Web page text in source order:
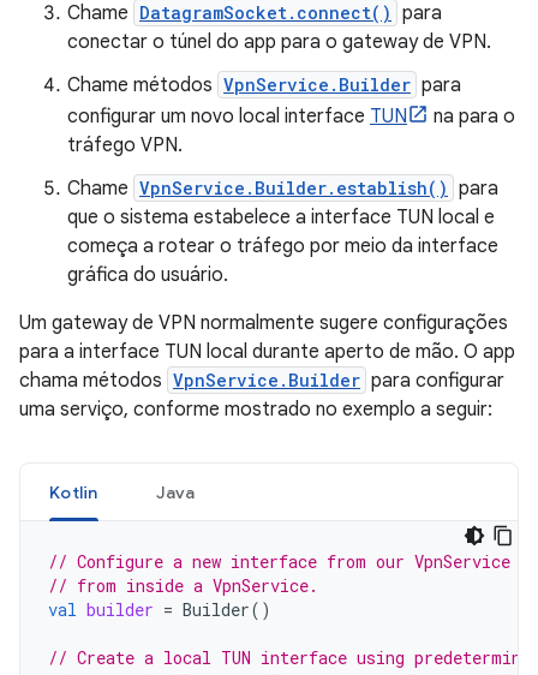
Chame DatagramSocket.connect() para
conectar o túnel do app para o gateway de VPN.
Chame métodos VpnService.Builder para
configurar um novo local interface TUN
na para o
tráfego VPN.
Chame VpnService.Builder.establish() para
que o sistema estabelece a interface TUN local e
começa a rotear o tráfego por meio da interface
gráfica do usuário.
Um gateway de VPN normalmente sugere configurações
para a interface TUN local durante aperto de mão. O app
chama métodos VpnService.Builder para configurar
uma serviço, conforme mostrado no exemplo a seguir:
Kotlin Java
// Configure a new interface from our VpnService
// from inside a VpnService.
val builder = Builder()
// Create a local TUN interface using